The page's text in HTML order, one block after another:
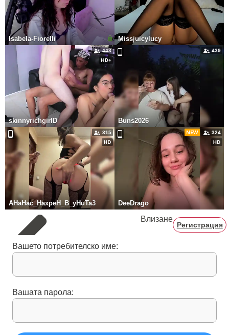
Isabela-Fiorelli Missjuicylucy
443
skinnyrichgirlD
439
Buns2026
315
AHaHac_HaxpeH_B_yHuTa3
324
DeeDrago
Влизане
Регистрация
Вашето потребителско име:
Вашата парола: